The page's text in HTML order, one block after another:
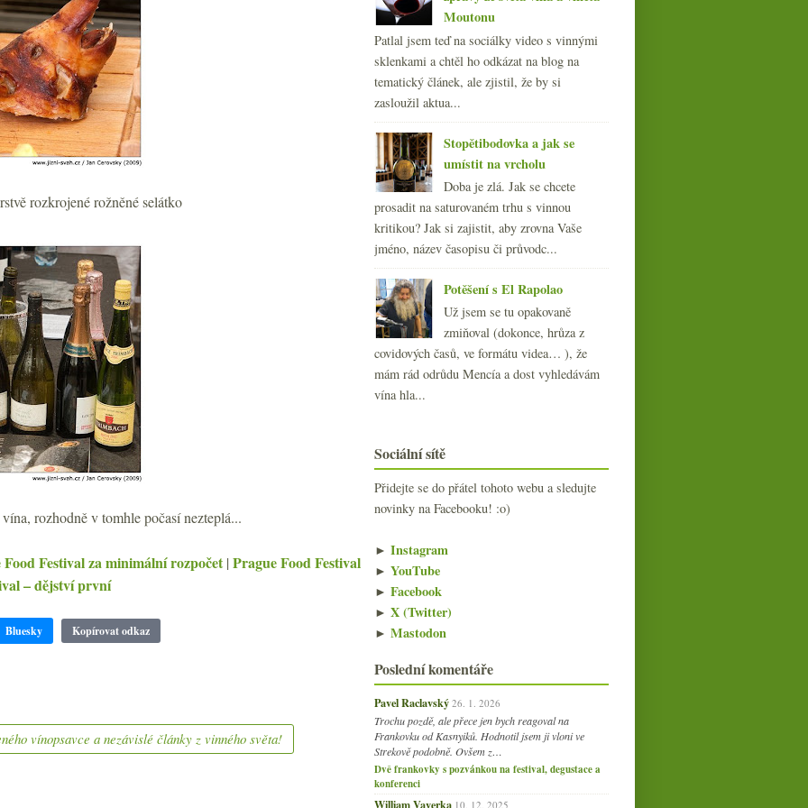
rozkrojené rožněné selátko
rozhodně v tomhle počasí nezteplá...
Food Festival za minimální rozpočet| Prague Food Festival
– dějství první
Bluesky Kopírovat odkaz
vínopsavce a nezávislé články z vinného světa!
Moutonu
Patlal jsem teď na sociálky video s vinnými
sklenkami a chtěl ho odkázat na blog na
tematický článek, ale zjistil, že by si
zasloužil aktua...
Stopětibodovka a jak se
umístit na vrcholu
Doba je zlá. Jak se chcete
prosadit na saturovaném trhu s vinnou
kritikou? Jak si zajistit, aby zrovna Vaše
jméno, název časopisu či průvodc...
Potěšení s El Rapolao
Už jsem se tu opakovaně
zmiňoval (dokonce, hrůza z
covidových časů, ve formátu videa… ), že
mám rád odrůdu Mencía a dost vyhledávám
vína hla...
Sociální sítě
Přidejte se do přátel tohoto webu a sledujte
novinky na Facebooku! :o)
► Instagram
► YouTube
► Facebook
► X (Twitter)
► Mastodon
Poslední komentáře
Pavel Raclavský 26. 1. 2026
Trochu pozdě, ale přece jen bych reagoval na
Frankovku od Kasnyiků. Hodnotil jsem ji vloni ve
Strekově podobně. Ovšem z…
Dvě frankovky s pozvánkou na festival, degustace a
konferenci
William Vaverka 10. 12. 2025